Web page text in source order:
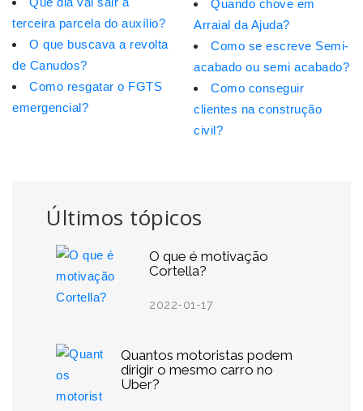
Últimos tópicos
O que é motivação
Cortella?
2022-01-17
Quantos motoristas podem
dirigir o mesmo carro no
Uber?
terceira parcela do auxílio?
O que buscava a revolta
de Canudos?
Como resgatar o FGTS
emergencial?
Quando chove em
Arraial da Ajuda?
Como se escreve Semi-
acabado ou semi acabado?
Como conseguir
clientes na construção
civil?